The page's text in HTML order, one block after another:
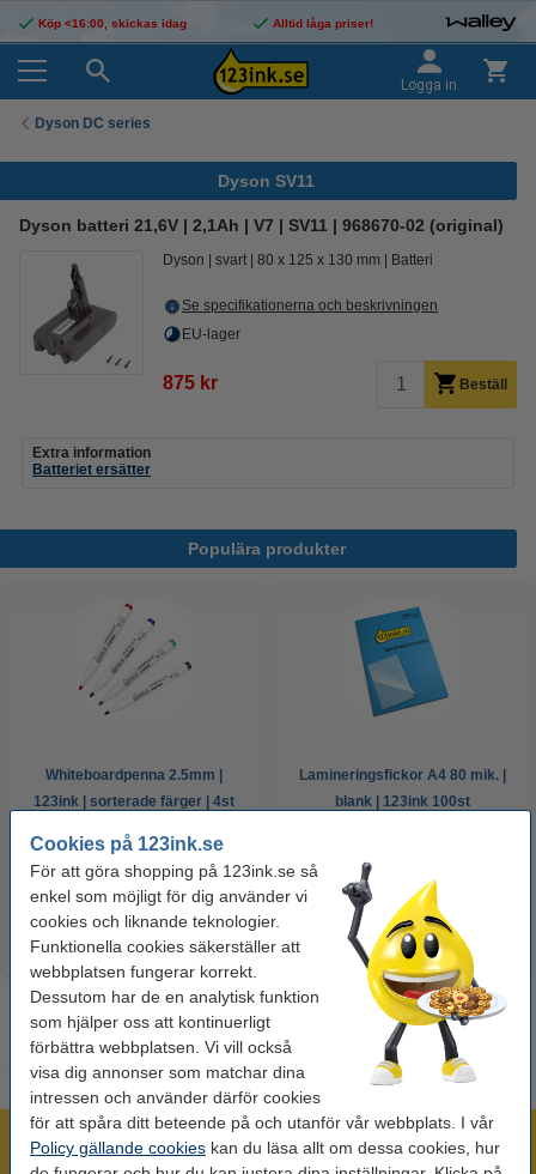
Cookies på 123ink.se
För att göra shopping på 123ink.se så
enkel som möjligt för dig använder vi
cookies och liknande teknologier.
Funktionella cookies säkerställer att
webbplatsen fungerar korrekt.
Dessutom har de en analytisk funktion
som hjälper oss att kontinuerligt
förbättra webbplatsen. Vi vill också
visa dig annonser som matchar dina
intressen och använder därför cookies
för att spåra ditt beteende på och utanför vår webbplats. I vår
Policy gällande cookies kan du läsa allt om dessa cookies, hur
Köp <16:00, skickas idag Alltid låga priser!
Logga in
Dyson DC series
Dyson SV11
Dyson batteri 21,6V | 2,1Ah | V7 | SV11 | 968670-02 (original)
Dyson svart 80 x 125 x 130 mm Batteri
Se specifikationerna och beskrivningen
EU-lager
875 kr Beställ
Extra information
Batteriet ersätter
Populära produkter
Whiteboardpenna 2.5mm |
123ink | sorterade färger | 4st
Lamineringsfickor A4 80 mik. |
blank | 123ink 100st
125 kr
Mer än 300.000 kunder!